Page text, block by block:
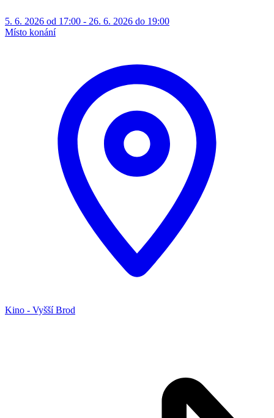
5. 6. 2026 od 17:00 - 26. 6. 2026 do 19:00
Místo konání
Kino - Vyšší Brod